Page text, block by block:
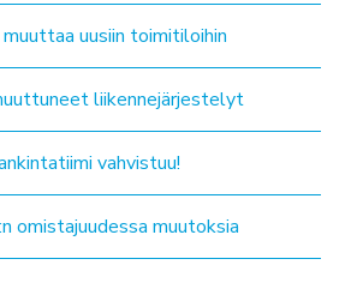
uusiin toimitiloihin
liikennejärjestelyt
vahvistuu!
omistajuudessa muutoksia